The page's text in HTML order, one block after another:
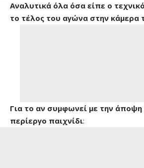
Αναλυτικά όλα όσα είπε ο
το τέλος του αγώνα στην κάμερα
Για το αν συμφωνεί με την άποψη
περίεργο παιχνίδι: